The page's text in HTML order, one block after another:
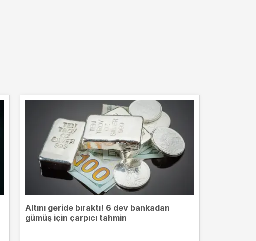
Altını geride bıraktı! 6 dev bankadan
gümüş için çarpıcı tahmin